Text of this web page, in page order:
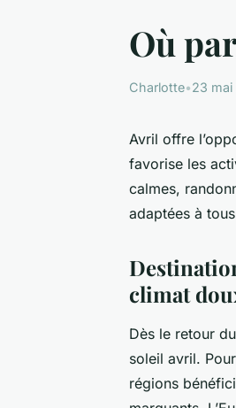
Où
Charlotte•23
Avril offre
favorise les
calmes,
adaptées à
climat
Dès le retour
soleil avril. Pour
régions